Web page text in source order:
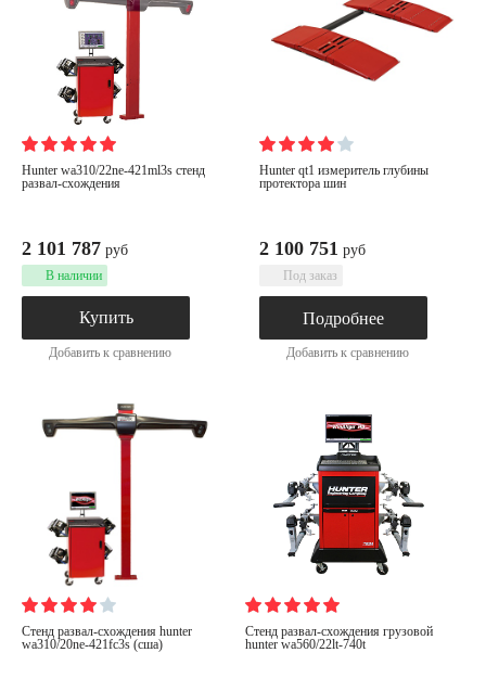
hunter wa310/22ne-421ml3s стенд
развал-схождения
2 101 787 руб
В наличии
Купить
Добавить к сравнению
hunter qt1 измеритель глубины
протектора шин
2 100 751 руб
Под заказ
Подробнее
Добавить к сравнению
стенд развал-схождения hunter
wa310/20ne-421fc3s (сша)
стенд развал-схождения грузовой
hunter wa560/22lt-740t